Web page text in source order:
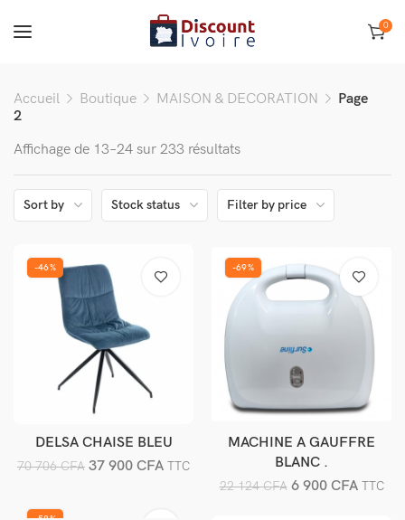
0
Accueil Boutique MAISON & DECORATION
Page
2
Affichage de 13–24 sur 233 résultats
Sort by Stock status Filter by price
-46%
Ajouter au panier
DELSA CHAISE BLEU
70 706CFA 37 900 CFA TTC
-69%
Ajouter au panier
MACHINE A GAUFFRE
BLANC .
CROQUE/GAUFFRE
22 124CFA 6 900 CFA TTC